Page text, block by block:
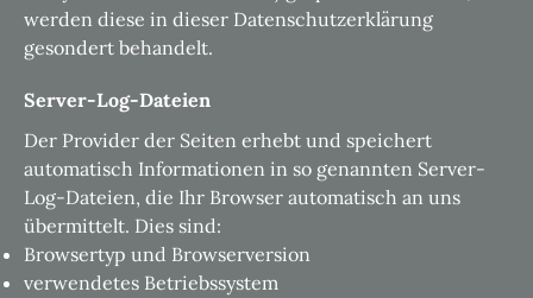
werden diese in dieser Datenschutzerklärung
gesondert behandelt.
Server-Log-Dateien
Der Provider der Seiten erhebt und speichert
automatisch Informationen in so genannten Server-
Log-Dateien, die Ihr Browser automatisch an uns
übermittelt. Dies sind:
Browsertyp und Browserversion
verwendetes Betriebssystem